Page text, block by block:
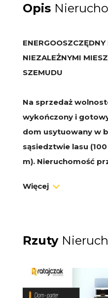
Opis
NIEZALEŻNYMI
SZEMUDU
Na sprzedaż
wykończony i
dom usytuowany w
sąsiedztwie lasu
m). Nieruchomość
konstrukcję z
Dzięki dwóm
nieruchomość
inwestycja pod
długoterminowy
Więcej
Rzuty